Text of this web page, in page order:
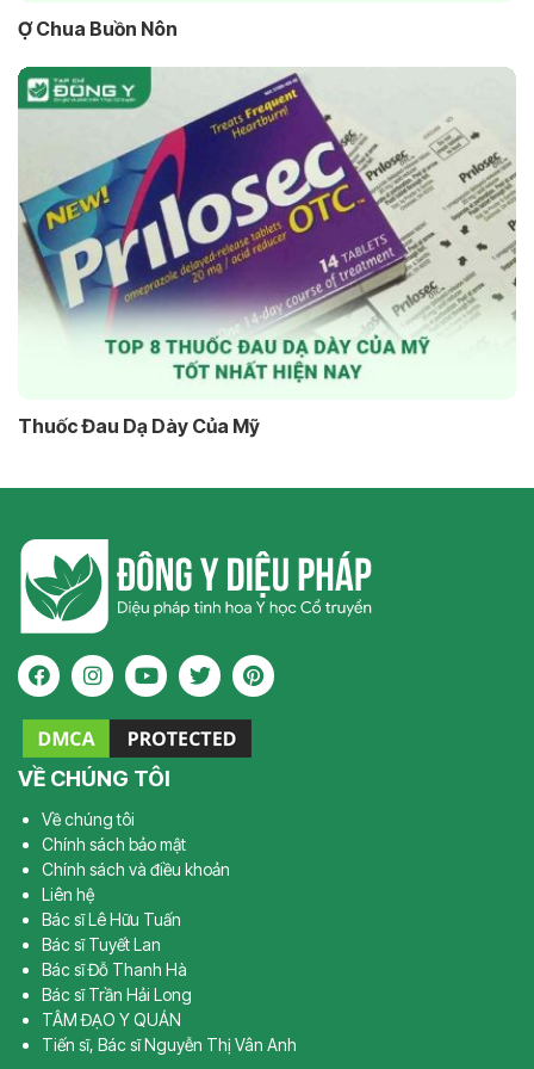
Ợ Chua Buồn Nôn
Thuốc Đau Dạ Dày Của Mỹ
VỀ CHÚNG TÔI
Về chúng tôi
Chính sách bảo mật
Chính sách và điều khoản
Liên hệ
Bác sĩ Lê Hữu Tuấn
Bác sĩ Tuyết Lan
Bác sĩ Đỗ Thanh Hà
Bác sĩ Trần Hải Long
TÂM ĐẠO Y QUÁN
Tiến sĩ, Bác sĩ Nguyễn Thị Vân Anh